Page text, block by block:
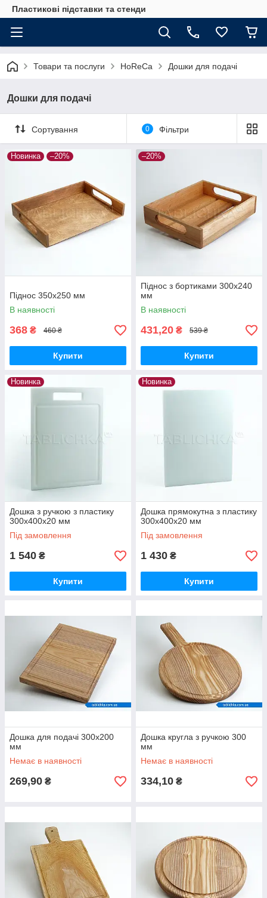
Пластикові підставки та стенди
Товари та послуги HoReCa Дошки для подачі
Дошки для подачі
Сортування 0 Фільтри
Новинка –20%
Піднос 350х250 мм
В наявності
368 ₴ 460 ₴
Купити
–20%
Піднос з бортиками 300х240
мм
В наявності
431,20 ₴ 539 ₴
Купити
Новинка
Дошка з ручкою з пластику
300х400х20 мм
Під замовлення
1 540 ₴
Купити
Новинка
Дошка прямокутна з пластику
300х400х20 мм
Під замовлення
1 430 ₴
Купити
Дошка для подачі 300х200
мм
Немає в наявності
269,90 ₴
Дошка кругла з ручкою 300
мм
Немає в наявності
334,10 ₴